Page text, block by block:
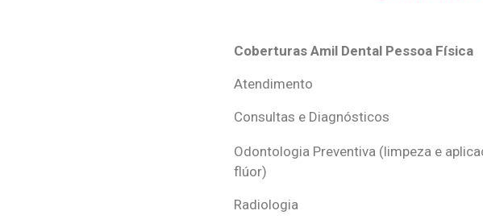
Coberturas Amil Dental Pessoa Física
Coberturas Amil Dental Pessoa Física
Atendimento
Consultas e Diagnósticos
Odontologia Preventiva (limpeza e
flúor)
Radiologia